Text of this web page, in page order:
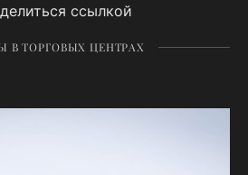
ссылкой
В ТОРГОВЫХ ЦЕНТРАХ